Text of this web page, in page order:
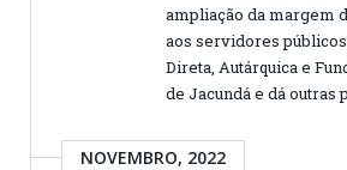
ampliação da margem
aos servidores
Direta, Autárquica e
de Jacundá e dá outras
NOVEMBRO, 2022